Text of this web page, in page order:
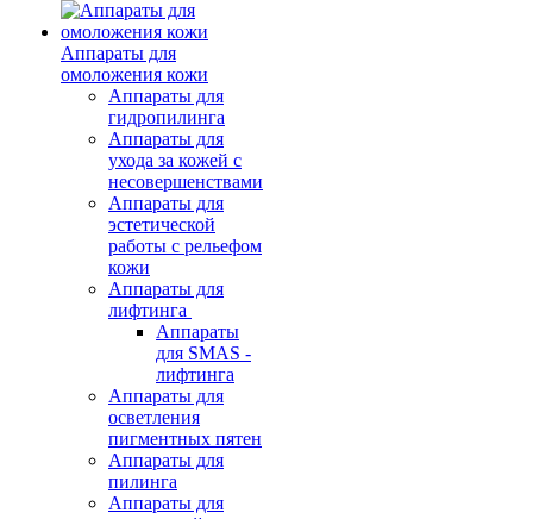
Аппараты для
омоложения кожи
Аппараты для
гидропилинга
Аппараты для
ухода за кожей с
несовершенствами
Аппараты для
эстетической
работы с рельефом
кожи
Аппараты для
лифтинга
Аппараты
для SMAS -
лифтинга
Аппараты для
осветления
пигментных пятен
Аппараты для
пилинга
Аппараты для